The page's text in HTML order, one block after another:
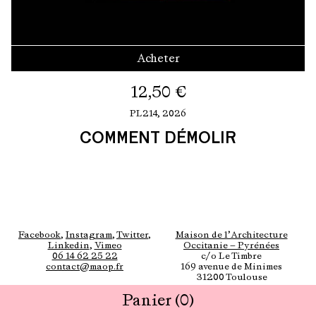
Acheter
12,50 €
PL214, 2026
COMMENT DÉMOLIR
Panier (0)
Facebook, Instagram, Twitter,
Linkedin, Vimeo
Maison de l’Architecture
Occitanie — Pyrénées
06 14 62 25 22
contact@maop.fr
c/o Le Timbre
169 avenue de Minimes
31200 Toulouse